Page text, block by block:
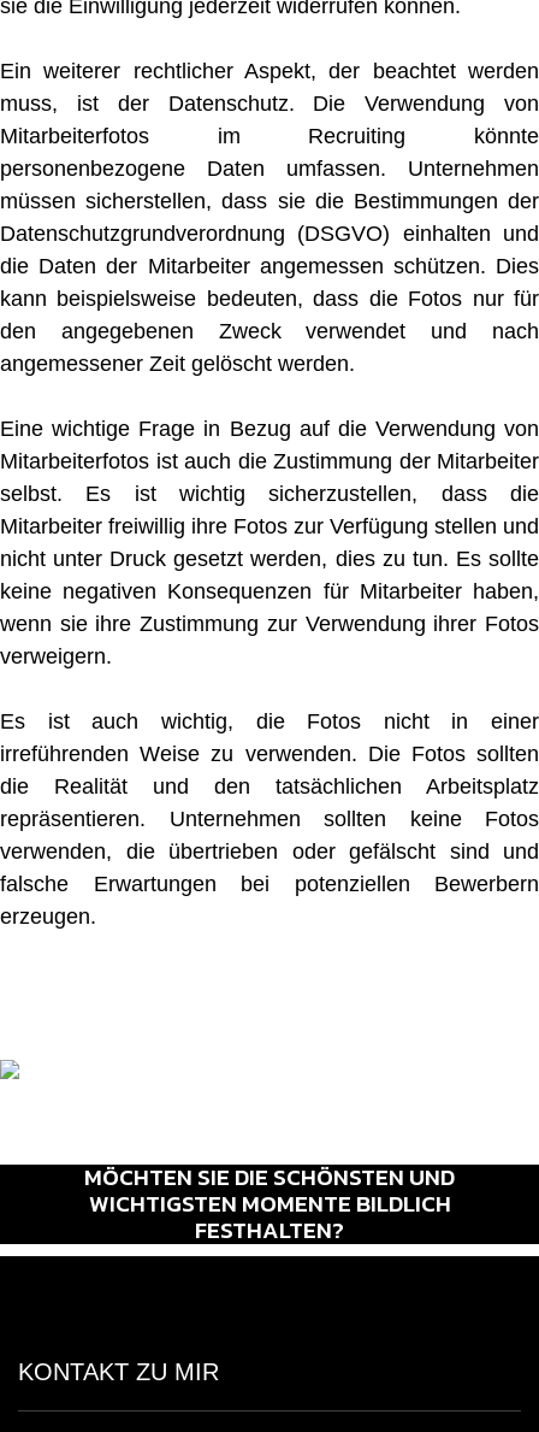
sie die Einwilligung jederzeit widerrufen können.
Ein weiterer rechtlicher Aspekt, der beachtet werden
muss, ist der Datenschutz. Die Verwendung von
Mitarbeiterfotos im Recruiting könnte
personenbezogene Daten umfassen. Unternehmen
müssen sicherstellen, dass sie die Bestimmungen der
Datenschutzgrundverordnung (DSGVO) einhalten und
die Daten der Mitarbeiter angemessen schützen. Dies
kann beispielsweise bedeuten, dass die Fotos nur für
den angegebenen Zweck verwendet und nach
angemessener Zeit gelöscht werden.
Eine wichtige Frage in Bezug auf die Verwendung von
Mitarbeiterfotos ist auch die Zustimmung der Mitarbeiter
selbst. Es ist wichtig sicherzustellen, dass die
Mitarbeiter freiwillig ihre Fotos zur Verfügung stellen und
nicht unter Druck gesetzt werden, dies zu tun. Es sollte
keine negativen Konsequenzen für Mitarbeiter haben,
wenn sie ihre Zustimmung zur Verwendung ihrer Fotos
verweigern.
Es ist auch wichtig, die Fotos nicht in einer
irreführenden Weise zu verwenden. Die Fotos sollten
die Realität und den tatsächlichen Arbeitsplatz
repräsentieren. Unternehmen sollten keine Fotos
verwenden, die übertrieben oder gefälscht sind und
falsche Erwartungen bei potenziellen Bewerbern
erzeugen.
MÖCHTEN SIE DIE SCHÖNSTEN UND
WICHTIGSTEN MOMENTE BILDLICH
FESTHALTEN?
KONTAKT ZU MIR